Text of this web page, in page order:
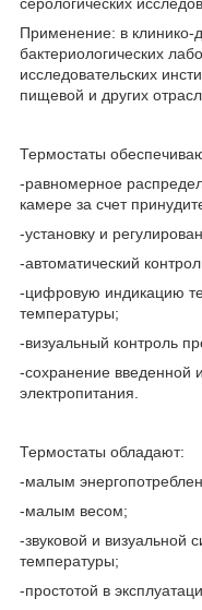
серологических
Применение: в клинико-
бактериологических
исследовательских
пищевой и других
Термостаты
-равномерное
камере за счет
-установку и
-автоматический
-цифровую индикацию
температуры;
-визуальный контроль
-сохранение введенной
электропитания.
Термостаты обладают:
-малым
-малым весом;
-звуковой и визуальной
температуры;
-простотой в